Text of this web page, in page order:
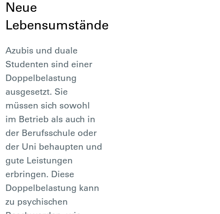
Neue
Lebensumstände
Azubis und duale
Studenten sind einer
Doppelbelastung
ausgesetzt. Sie
müssen sich sowohl
im Betrieb als auch in
der Berufsschule oder
der Uni behaupten und
gute Leistungen
erbringen. Diese
Doppelbelastung kann
zu psychischen